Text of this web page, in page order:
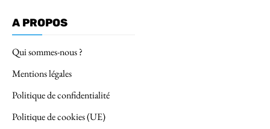
A PROPOS
Qui sommes-nous ?
Mentions légales
Politique de confidentialité
Politique de cookies (UE)